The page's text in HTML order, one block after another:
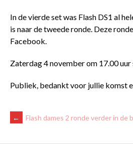
In de vierde set was Flash DS1 al
is naar de tweede ronde. Deze
Facebook.
Zaterdag 4 november om 17.00
Publiek, bedankt voor jullie komst
← Flash dames 2 ronde verder in de